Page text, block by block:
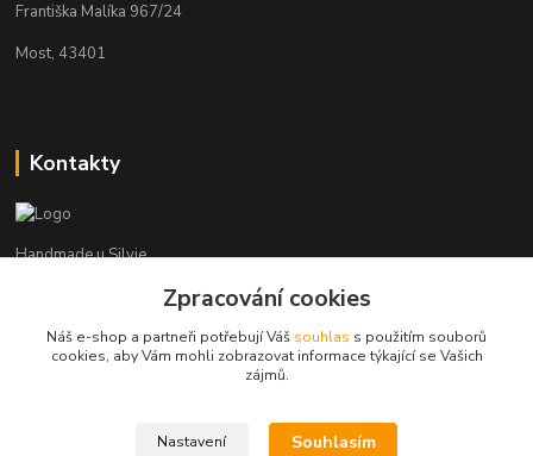
Františka Malíka 967/24
Most, 43401
Kontakty
Handmade u Silvie
+420 737 983 314
handmade.usilvie@email.cz
Zpracování cookies
Náš e-shop a partneři potřebují Váš souhlas s použitím souborů
cookies, aby Vám mohli zobrazovat informace týkající se Vašich
zájmů.
Nastavení Souhlasím